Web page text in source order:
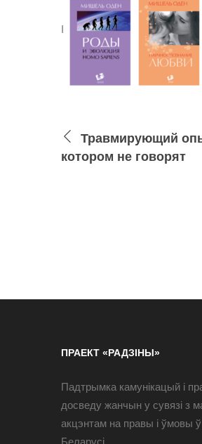
I
Травмирующий
котором не говорят
ПРАЕКТ «РАДЗІНЫ»
Падтрымка камунікацый і
досведу жанчын у сувязі з
акцэнтам на правы і ўмовы
Беларусі.